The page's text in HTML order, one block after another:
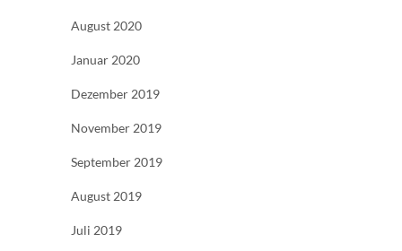
August 2020
Januar 2020
Dezember 2019
November 2019
September 2019
August 2019
Juli 2019